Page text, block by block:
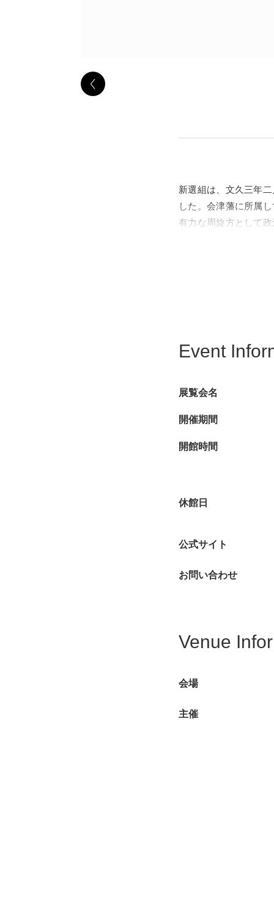
新選組は、文久三年
した。会津藩に所属
有力な周旋方として
画などで、常に身近
台に新選組の実像に
Event
展覧会名
開催期間
開館時間
休館日
公式サイト
お問い合わせ
Venue
会場
主催